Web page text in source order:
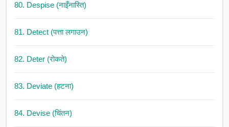
80. Despise (नाइँनास्ति)
81. Detect (पत्ता लगाउन)
82. Deter (रोकते)
83. Deviate (हटना)
84. Devise (चिंतन)